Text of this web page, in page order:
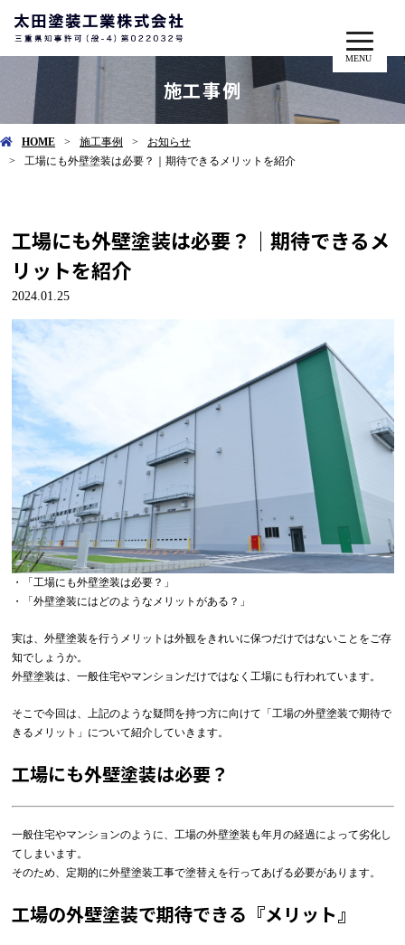
MENU
施工事例
HOME 施工事例
お知らせ
工場にも外壁塗装は必要？｜期待できるメリットを紹介
工場にも外壁塗装は必要？｜期待できるメ
リットを紹介
2024.01.25
・「工場にも外壁塗装は必要？」
・「外壁塗装にはどのようなメリットがある？」
実は、外壁塗装を行うメリットは外観をきれいに保つだけではないことをご存
知でしょうか。
外壁塗装は、一般住宅やマンションだけではなく工場にも行われています。
そこで今回は、上記のような疑問を持つ方に向けて「工場の外壁塗装で期待で
きるメリット」について紹介していきます。
工場にも外壁塗装は必要？
一般住宅やマンションのように、工場の外壁塗装も年月の経過によって劣化し
てしまいます。
そのため、定期的に外壁塗装工事で塗替えを行ってあげる必要があります。
工場の外壁塗装で期待できる『メリット』